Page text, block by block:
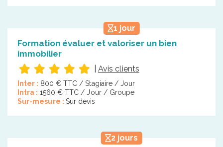
1 jour
Formation évaluer et valoriser un bien
immobilier
Avis clients
Inter : 800 € TTC / Stagiaire / Jour
Intra : 1560 € TTC / Jour / Groupe
Sur-mesure : Sur devis
2 jours